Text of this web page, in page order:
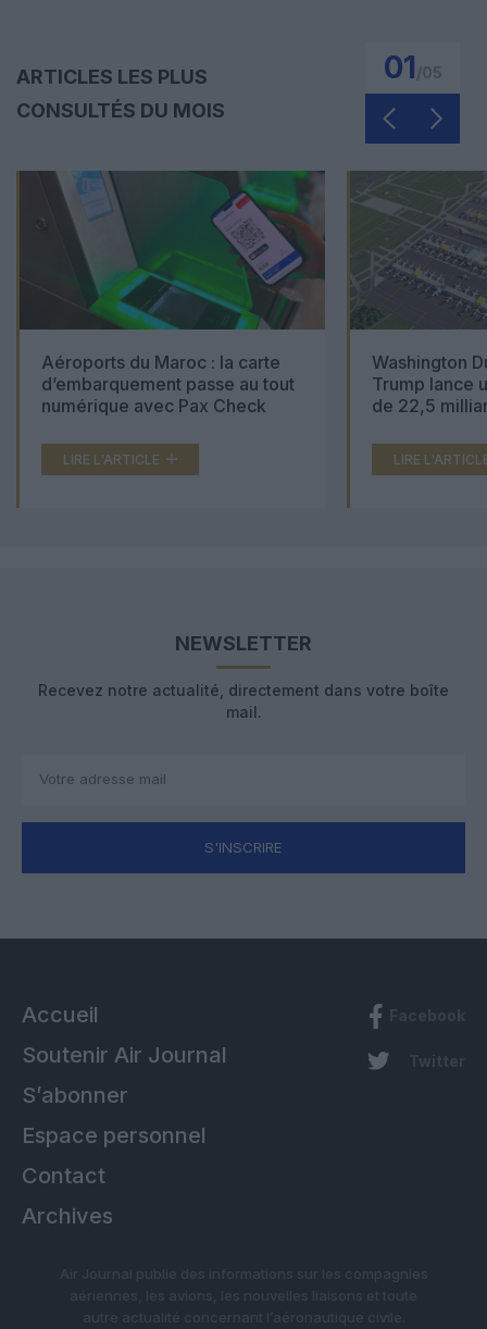
ARTICLES LES PLUS
CONSULTÉS DU MOIS
01
Aéroports du Maroc : la carte
d’embarquement passe au tout
numérique avec Pax Check
LIRE L'ARTICLE
Washington
Trump lance
de 22,5
LIRE
NEWSLETTER
Recevez notre actualité, directement dans votre boîte
mail.
S'INSCRIRE
Accueil
Soutenir Air Journal
S’abonner
Espace personnel
Contact
Archives